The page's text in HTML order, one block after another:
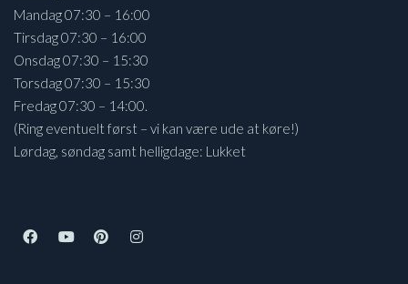
Mandag 07:30 – 16:00
Tirsdag 07:30 – 16:00
Onsdag 07:30 – 15:30
Torsdag 07:30 – 15:30
Fredag 07:30 – 14:00.
(Ring eventuelt først – vi kan være ude at køre!)
Lørdag, søndag samt helligdage: Lukket